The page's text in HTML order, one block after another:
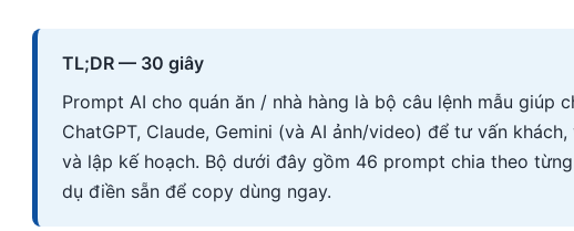
TL;DR — 30 giây
Prompt AI cho quán ăn / nhà hàng là bộ câu lệnh mẫu giúp
ChatGPT, Claude, Gemini (và AI ảnh/video) để tư vấn
và lập kế hoạch. Bộ dưới đây gồm 46 prompt chia theo
dụ điền sẵn để copy dùng ngay.